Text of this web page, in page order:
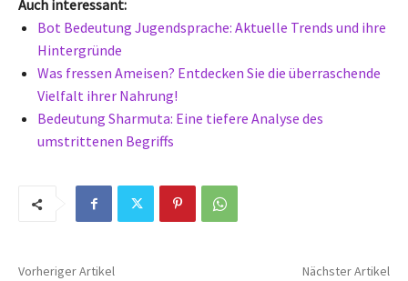
Auch interessant:
Bot Bedeutung Jugendsprache: Aktuelle Trends und ihre
Hintergründe
Was fressen Ameisen? Entdecken Sie die überraschende
Vielfalt ihrer Nahrung!
Bedeutung Sharmuta: Eine tiefere Analyse des
umstrittenen Begriffs
Vorheriger Artikel Nächster Artikel